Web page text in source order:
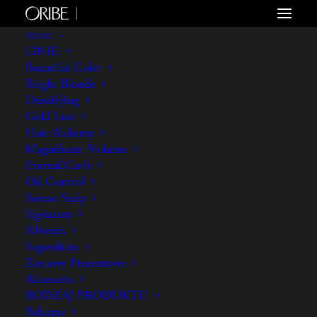
WŁOSY
LINIE
Beautiful Color
Bright Blonde
Densifying
Gold Lust
Hair Alchemy
Magnificent Volume
Eternal Curls
Oil Control
Serene Scalp
Signature
Silverati
Supershine
Zestawy Prezentowe
Akcesoria
RODZAJ PRODUKTU
Balsamy